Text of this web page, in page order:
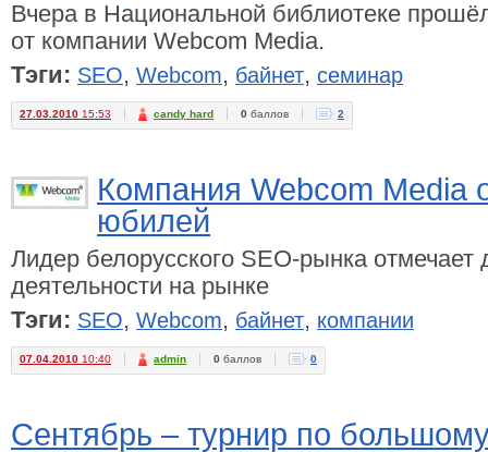
Вчера в Национальной библиотеке
от компании Webcom Media.
Тэги: SEO, Webcom, байнет, семинар
27.03.2010 15:53 candy hard 0 баллов 2
Компания Webcom Media
юбилей
Лидер белорусского SEO-рынка отмечает
деятельности на рынке
Тэги: SEO, Webcom, байнет, компании
07.04.2010 10:40 admin 0 баллов 0
Сентябрь – турнир по